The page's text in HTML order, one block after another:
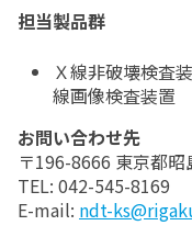
担当製品群
Ｘ線非破壊検査
線画像検査装置
お問い合わせ先
〒196-8666 東京都
TEL: 042-545-8169
E-mail: ndt-